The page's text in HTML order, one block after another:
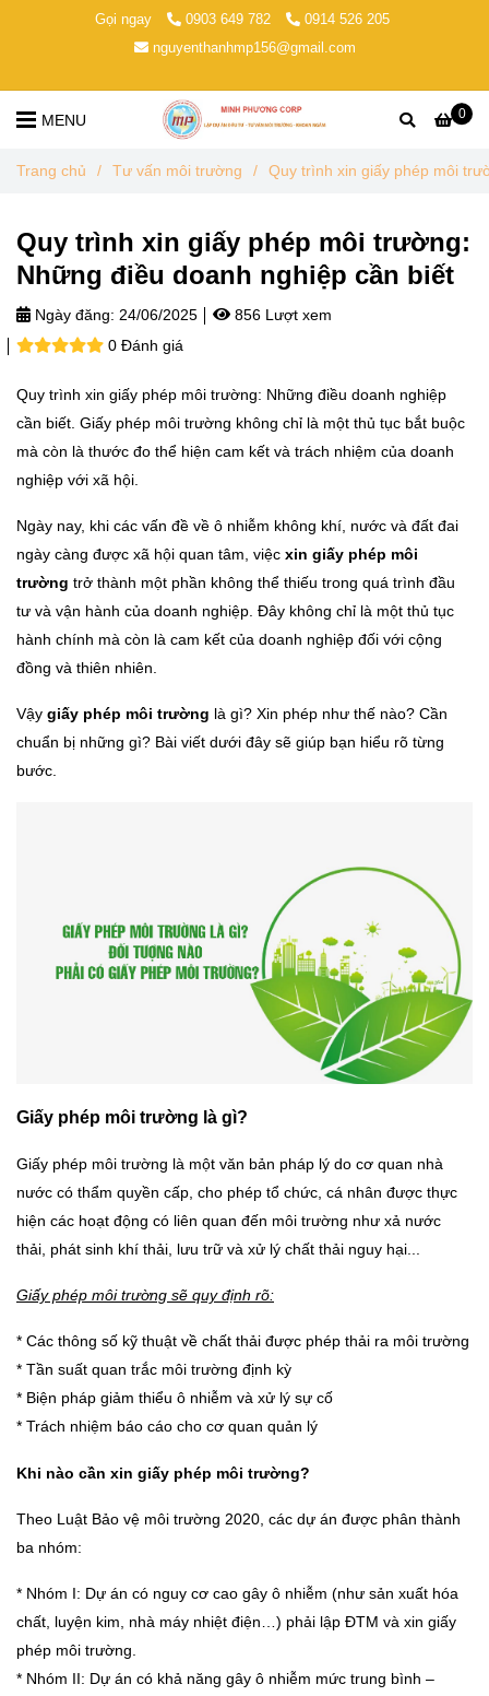
Gọi ngay 0903 649 782
0914 526 205
nguyenthanhmp156@gmail.com
0
MENU
Trang chủ / Tư vấn môi trường / Quy trình xin giấy phép môi
Quy trình xin giấy phép môi trường:
Những điều doanh nghiệp cần biết
Ngày đăng: 24/06/2025
856 Lượt xem
0 Đánh giá
Quy trình xin giấy phép môi trường: Những điều doanh nghiệp
cần biết. Giấy phép môi trường không chỉ là một thủ tục bắt buộc
mà còn là thước đo thể hiện cam kết và trách nhiệm của doanh
nghiệp với xã hội.
Ngày nay, khi các vấn đề về ô nhiễm không khí, nước và đất đai
ngày càng được xã hội quan tâm, việc xin giấy phép môi
trường trở thành một phần không thể thiếu trong quá trình đầu
tư và vận hành của doanh nghiệp. Đây không chỉ là một thủ tục
hành chính mà còn là cam kết của doanh nghiệp đối với cộng
đồng và thiên nhiên.
Vậy giấy phép môi trường là gì? Xin phép như thế nào? Cần
chuẩn bị những gì? Bài viết dưới đây sẽ giúp bạn hiểu rõ từng
bước.
Giấy phép môi trường là gì?
Giấy phép môi trường là một văn bản pháp lý do cơ quan nhà
nước có thẩm quyền cấp, cho phép tổ chức, cá nhân được thực
hiện các hoạt động có liên quan đến môi trường như xả nước
thải, phát sinh khí thải, lưu trữ và xử lý chất thải nguy hại...
Giấy phép môi trường sẽ quy định rõ:
* Các thông số kỹ thuật về chất thải được phép thải ra môi trường
* Tần suất quan trắc môi trường định kỳ
* Biện pháp giảm thiểu ô nhiễm và xử lý sự cố
* Trách nhiệm báo cáo cho cơ quan quản lý
Khi nào cần xin giấy phép môi trường?
Theo Luật Bảo vệ môi trường 2020, các dự án được phân thành
ba nhóm:
* Nhóm I: Dự án có nguy cơ cao gây ô nhiễm (như sản xuất hóa
chất, luyện kim, nhà máy nhiệt điện…) phải lập ĐTM và xin giấy
phép môi trường.
* Nhóm II: Dự án có khả năng gây ô nhiễm mức trung bình –